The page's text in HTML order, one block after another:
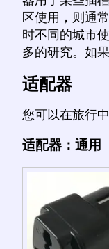
区使用，则通
时不同的城市
多的研究。如
适配器
您可以在旅行
适配器：通用